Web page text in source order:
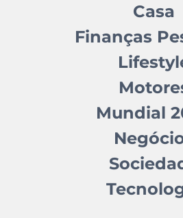
Casa
Finanças
Mundial